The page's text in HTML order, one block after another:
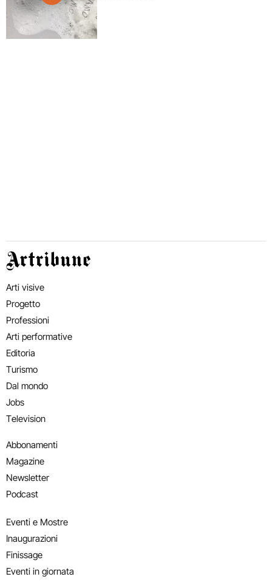
Artribune
Arti visive
Progetto
Professioni
Arti performative
Editoria
Turismo
Dal mondo
Jobs
Television
Abbonamenti
Magazine
Newsletter
Podcast
Eventi e Mostre
Inaugurazioni
Finissage
Eventi in giornata